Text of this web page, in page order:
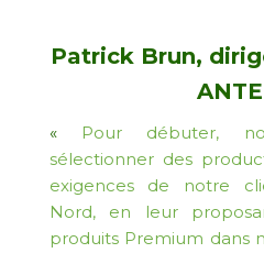
Patrick Brun,
«
Pour débuter,
sélectionner des
exigences de notre
Nord, en leur
produits Premium dans